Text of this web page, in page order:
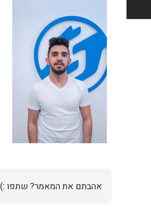
אהבתם את המאמר? שתפו :)